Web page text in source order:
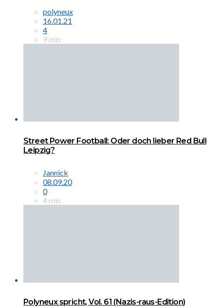
polyneux
16.01.21
4
9 min
Street Power Football: Oder doch lieber Red Bull
Leipzig?
Jannick
08.09.20
0
4 min
Polyneux spricht, Vol. 61 (Nazis-raus-Edition)